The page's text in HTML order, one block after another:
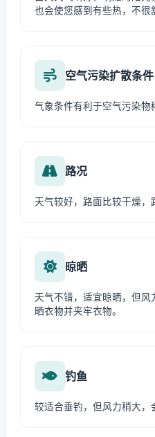
也会使您感到有些热，不很
空气污染扩散条件
气象条件有利于空气污染物
路况
天气较好，路面比较干燥，
晾晒
天气不错，适宜晾晒，但
晒衣物并夹牢衣物。
钓鱼
较适合垂钓，但风力稍大，